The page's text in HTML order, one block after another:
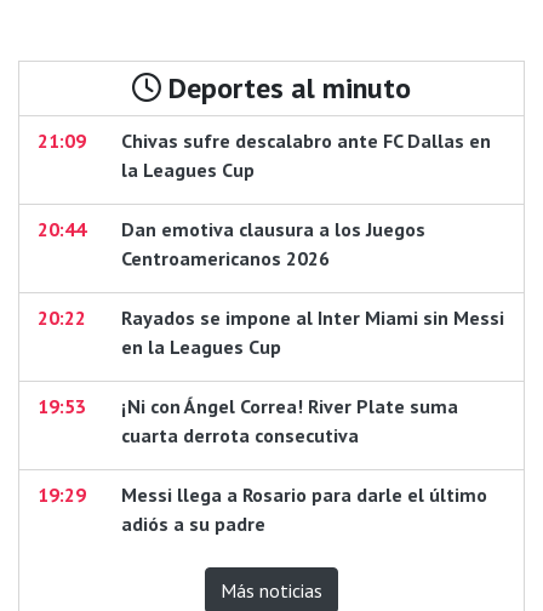
Deportes al minuto
21:09
Chivas sufre descalabro ante FC Dallas en
la Leagues Cup
20:44
Dan emotiva clausura a los Juegos
Centroamericanos 2026
20:22
Rayados se impone al Inter Miami sin Messi
en la Leagues Cup
19:53
¡Ni con Ángel Correa! River Plate suma
cuarta derrota consecutiva
19:29
Messi llega a Rosario para darle el último
adiós a su padre
Más noticias